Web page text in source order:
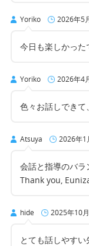
Yoriko 2026年5
今日も楽しかった
Yoriko 2026年4
色々お話しできて
Atsuya 2026年1
会話と指導のバラ
Thank you,
hide 2025年10
とても話しやす